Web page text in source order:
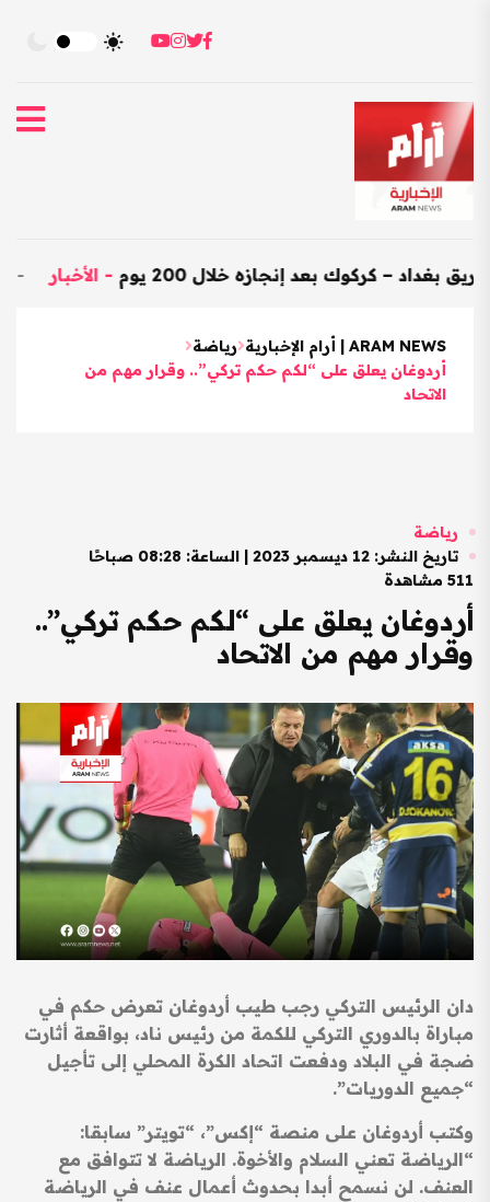
العراق - كركوك بعد إنجازه خلال 200 يوم -الأخبار
ARAM NEWS | أرام الإخبارية
رياضة
أردوغان يعلق على “لكم حكم تركي”.. وقرار مهم من
الاتحاد
رياضة
تاريخ النشر: 12 ديسمبر 2023 | الساعة: 08:28 صباحًا
511 مشاهدة
أردوغان يعلق على “لكم حكم تركي”..
وقرار مهم من الاتحاد
دان الرئيس التركي رجب طيب أردوغان تعرض حكم في
مباراة بالدوري التركي للكمة من رئيس ناد، بواقعة أثارت
ضجة في البلاد ودفعت اتحاد الكرة المحلي إلى تأجيل
“جميع الدوريات”.
وكتب أردوغان على منصة “إكس”، “تويتر” سابقا:
“الرياضة تعني السلام والأخوة. الرياضة لا تتوافق مع
العنف. لن نسمح أبدا بحدوث أعمال عنف في الرياضة